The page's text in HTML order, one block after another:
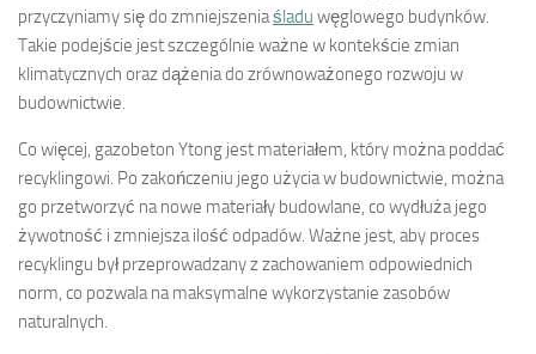
przyczyniamy się do zmniejszeniaśladu węglowego budynków.
Takie podejście jest szczególnie ważne w kontekście zmian
klimatycznych oraz dążenia do zrównoważonego rozwoju w
budownictwie.
Co więcej, gazobeton Ytong jest materiałem, który można poddać
recyklingowi. Po zakończeniu jego użycia w budownictwie, można
go przetworzyć na nowe materiały budowlane, co wydłuża jego
żywotność i zmniejsza ilość odpadów. Ważne jest, aby proces
recyklingu był przeprowadzany z zachowaniem odpowiednich
norm, co pozwala na maksymalne wykorzystanie zasobów
naturalnych.